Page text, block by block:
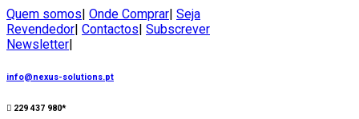
Quem somos| Onde Comprar| Seja
Revendedor| Contactos| Subscrever
Newsletter|
info@nexus-solutions.pt
229 437 980*